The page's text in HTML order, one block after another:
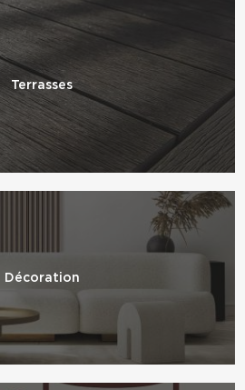
Terrasses
Décoration